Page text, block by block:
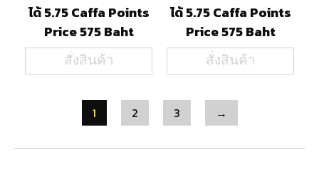
ได้ 5.75 Caffa Points
Price 575 Baht
สั่งสินค้า
ได้ 5.75 Caffa Points
Price 575 Baht
สั่งสินค้า
1 2 3 →